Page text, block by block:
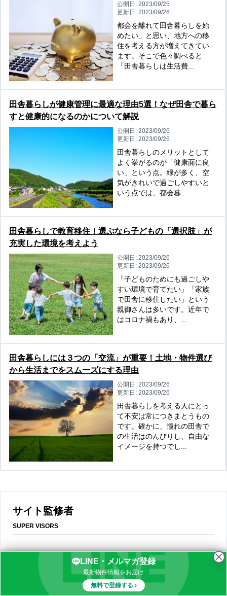
公開日: 2023/09/25
更新日: 2023/09/26
都会を離れて田舎暮らしを始
めたい」と思い、地方への移
住を考える方が増えてきてい
ます。そこで色々調べると
「田舎暮らしは生活費...
田舎暮らしが健康管理に最適な理由5選！なぜ田舎で暮ら
すと健康的になるのかについて解説
公開日: 2023/09/26
更新日: 2023/09/26
田舎暮らしのメリットとして
よく挙がるのが「健康面に良
い」という点。緑が多く、空
気がきれいで過ごしやすいと
いう点では、都会暮...
田舎暮らしで教育移住！選ぶなら子どもの「選択肢」が
充実した環境を考えよう
公開日: 2023/09/26
更新日: 2023/09/26
「子どものためにも過ごしや
すい環境で育てたい」「家族
で田舎に移住したい」という
親御さんは多いです。近年で
はコロナ禍もあり、...
田舎暮らしには３つの「交流」が重要！土地・物件選び
から生活までをスムーズにする理由
公開日: 2023/09/26
更新日: 2023/09/26
田舎暮らしを考える人にとっ
て不安は常につきまとうもの
です。確かに、憧れの田舎で
の生活はのんびりし、自由な
イメージを持つでし...
サイト監修者
SUPER VISORS
株式会社 カントリーライフ
代表取締役社長 堀 充宏
LINE・メルマガ登録
最新物件情報をお届け
無料で登録する ›